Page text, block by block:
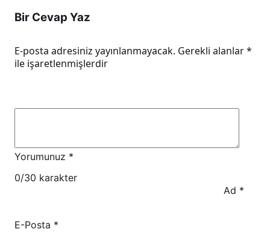
Bir Cevap Yaz
E-posta adresiniz yayınlanmayacak. Gerekli alanlar*
ile işaretlenmişlerdir
Yorumunuz *
0/30 karakter
Ad *
E-Posta *